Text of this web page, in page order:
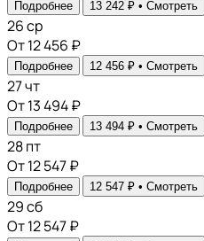
Подробнее 13 242 ₽ • Смотреть
26ср
От 12 456 ₽
Подробнее 12 456 ₽ • Смотреть
27чт
От 13 494 ₽
Подробнее 13 494 ₽ • Смотреть
28пт
От 12 547 ₽
Подробнее 12 547 ₽ • Смотреть
29сб
От 12 547 ₽